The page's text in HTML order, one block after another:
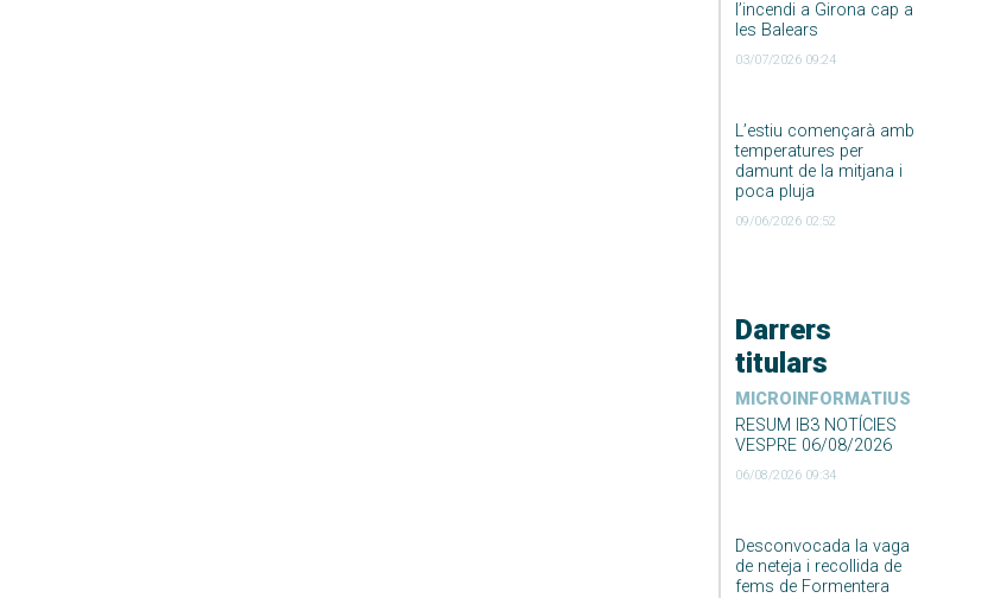
l’incendi a Girona cap a
les Balears
03/07/2026 09:24
L’estiu començarà amb
temperatures per
damunt de la mitjana i
poca pluja
09/06/2026 02:52
Darrers
titulars
MICROINFORMATIUS
RESUM IB3 NOTÍCIES
VESPRE 06/08/2026
06/08/2026 09:34
Desconvocada la vaga
de neteja i recollida de
fems de Formentera